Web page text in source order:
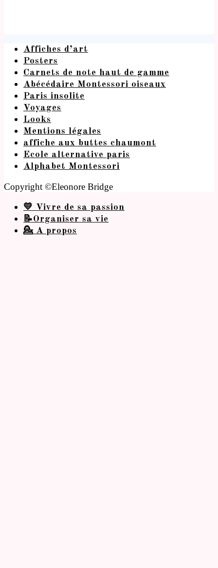
Affiches d’art
Posters
Carnets de note haut de gamme
Abécédaire Montessori oiseaux
Paris insolite
Voyages
Looks
Mentions légales
affiche aux buttes chaumont
Ecole alternative paris
Alphabet Montessori
Copyright ©Eleonore Bridge
💛 Vivre de sa passion
📝Organiser sa vie
💁 A propos